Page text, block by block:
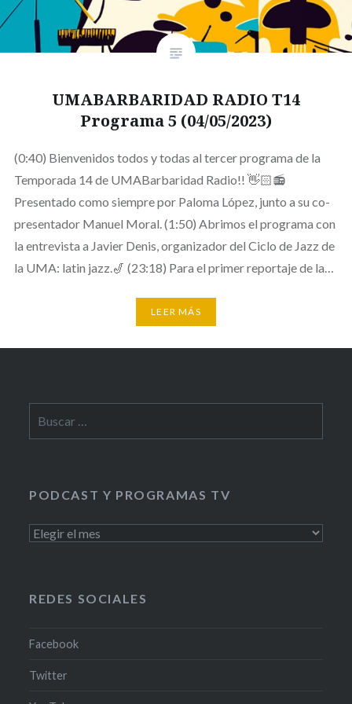
UMABARBARIDAD RADIO T14
Programa 5 (04/05/2023)
(0:40) Bienvenidos todos y todas al tercer programa de la
Temporada 14 de UMABarbaridad Radio!! 👋🏻📻
Presentado como siempre por Paloma López, junto a su co-
presentador Manuel Moral. (1:50) Abrimos el programa con
la entrevista a Javier Denis, organizador del Ciclo de Jazz de
la UMA: latin jazz.🎷 (23:18) Para el primer reportaje de la…
LEER MÁS
PODCAST Y PROGRAMAS TV
PODCAST
REDES SOCIALES
Facebook
Twitter